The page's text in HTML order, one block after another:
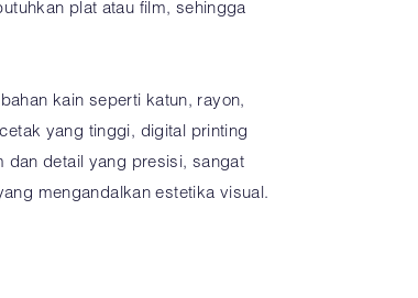
plat atau film, sehingga
kain seperti katun, rayon,
yang tinggi, digital printing
dan detail yang presisi, sangat
mengandalkan estetika visual.